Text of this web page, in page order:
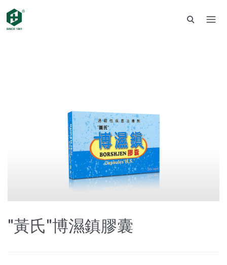
"黃氏"博濕鎮膠囊